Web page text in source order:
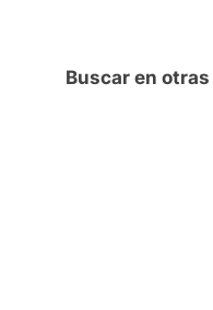
Buscar en